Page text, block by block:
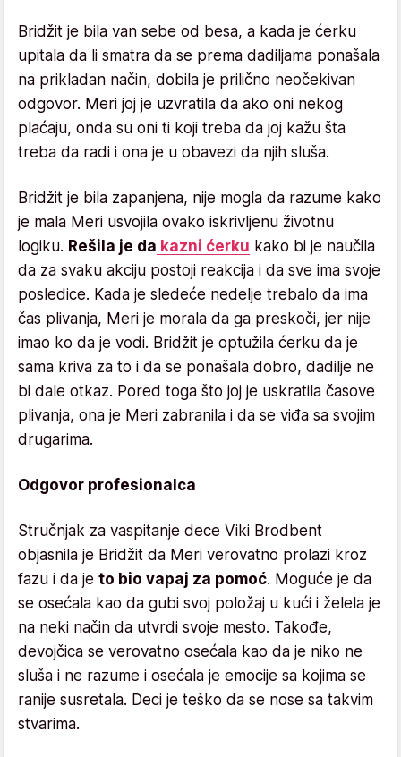
Bridžit je bila van sebe od besa, a kada je ćerku
upitala da li smatra da se prema dadiljama ponašala
na prikladan način, dobila je prilično neočekivan
odgovor. Meri joj je uzvratila da ako oni nekog
plaćaju, onda su oni ti koji treba da joj kažu šta
treba da radi i ona je u obavezi da njih sluša.
Bridžit je bila zapanjena, nije mogla da razume kako
je mala Meri usvojila ovako iskrivljenu životnu
logiku. Rešila je da kazni ćerku kako bi je naučila
da za svaku akciju postoji reakcija i da sve ima svoje
posledice. Kada je sledeće nedelje trebalo da ima
čas plivanja, Meri je morala da ga preskoči, jer nije
imao ko da je vodi. Bridžit je optužila ćerku da je
sama kriva za to i da se ponašala dobro, dadilje ne
bi dale otkaz. Pored toga što joj je uskratila časove
plivanja, ona je Meri zabranila i da se viđa sa svojim
drugarima.
Odgovor profesionalca
Stručnjak za vaspitanje dece Viki Brodbent
objasnila je Bridžit da Meri verovatno prolazi kroz
fazu i da je to bio vapaj za pomoć. Moguće je da
se osećala kao da gubi svoj položaj u kući i želela je
na neki način da utvrdi svoje mesto. Takođe,
devojčica se verovatno osećala kao da je niko ne
sluša i ne razume i osećala je emocije sa kojima se
ranije susretala. Deci je teško da se nose sa takvim
stvarima.